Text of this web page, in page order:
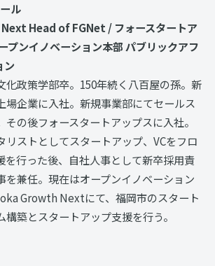
ル
Head of FGNet / フォースタートア
プンイノベーション本部 パブリックアフ
ン
化政策学部卒。150年続く八百屋の孫。新
場企業に入社。新規事業部にてセールス
その後フォースタートアップスに入社。
リストとしてスタートアップ、VCをフロ
を行った後、自社人事として新卒採用責
を兼任。現在はオープンイノベーション
Growth Nextにて、福岡市のスタート
構築とスタートアップ支援を行う。